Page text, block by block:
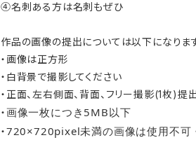
④名刺ある方は名刺もぜひ
作品の画像の提出については以下になります
・画像は正方形
・白背景で撮影してください
・正面、左右側面、背面、フリー撮影(1枚)提
・画像一枚につき5MB以下
・720×720pixel未満の画像は使用不可